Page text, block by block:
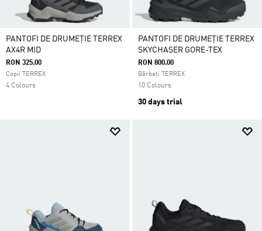
PANTOFI DE DRUMEȚIE TERREX
AX4R MID
RON 325.00
Copii TERREX
4 Colours
PANTOFI DE DRUMEȚIE TERREX
SKYCHASER GORE-TEX
RON 800.00
Bărbați TERREX
10 Colours
30 days trial